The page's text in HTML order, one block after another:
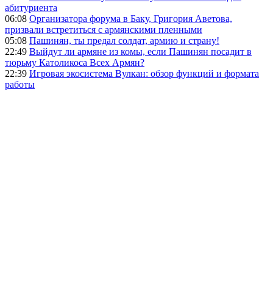
абитуриента
06:08 Организатора форума в Баку, Григория Аветова,
призвали встретиться с армянскими пленными
05:08 Пашинян, ты предал солдат, армию и страну!
22:49 Выйдут ли армяне из комы, если Пашинян посадит в
тюрьму Католикоса Всех Армян?
22:39 Игровая экосистема Вулкан: обзор функций и формата
работы